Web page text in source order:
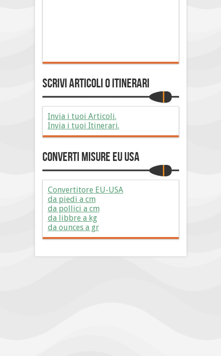
Scrivi Articoli o Itinerari
Invia i tuoi Articoli.
Invia i tuoi Itinerari.
Converti Misure EU USA
Convertitore EU-USA
da piedi a cm
da pollici a cm
da libbre a kg
da ounces a gr